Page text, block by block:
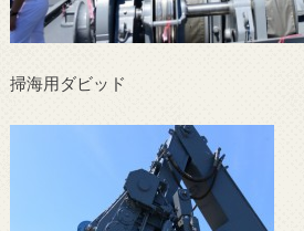
掃海用ダビッド